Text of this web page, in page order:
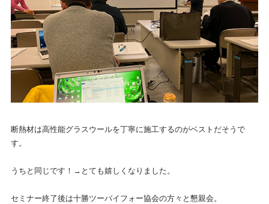
断熱材は高性能グラスウールを丁寧に施工するのがベストだそうで
す。
うちと同じです！→とても嬉しくなりました。
セミナー終了後は十勝ツーバイフォー協会の方々と懇親会。